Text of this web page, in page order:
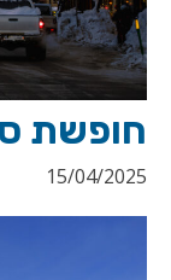
חופשת
15/04/2025